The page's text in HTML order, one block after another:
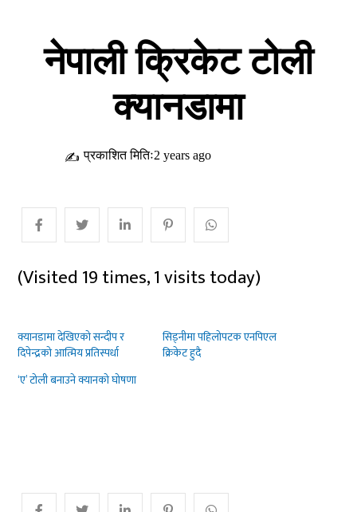
नेपाली क्रिकेट टोली
क्यानडामा
✍ प्रकाशित मितिः2 years ago
(Visited 19 times, 1 visits today)
क्यानडामा देखिएको सन्दीप र
दिपेन्द्रको आत्मिय प्रतिस्पर्धा
सिड्नीमा पहिलोपटक एनपिएल
क्रिकेट हुदै
‘ए’ टोली बनाउने क्यानको घोषणा